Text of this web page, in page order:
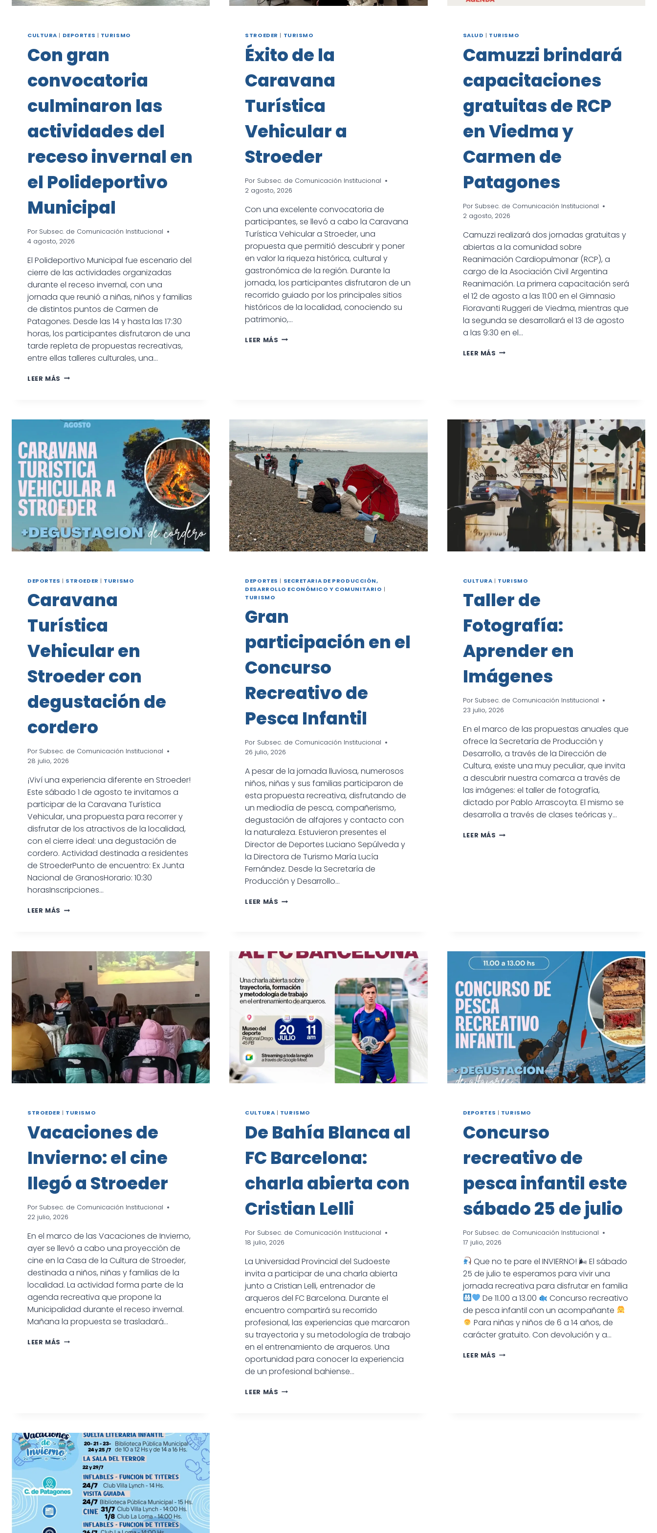
CULTURA | DEPORTES | TURISMO
Con gran
convocatoria
culminaron las
actividades del
receso invernal en
el Polideportivo
Municipal
Por Subsec. de Comunicación Institucional
4 agosto, 2026
El Polideportivo Municipal fue escenario del
cierre de las actividades organizadas
durante el receso invernal, con una
jornada que reunió a niñas, niños y familias
de distintos puntos de Carmen de
Patagones. Desde las 14 y hasta las 17:30
horas, los participantes disfrutaron de una
tarde repleta de propuestas recreativas,
entre ellas talleres culturales, una…
LEER MÁS CON
ACTIVIDADES
RECESO
INVERNAL
EN
EL
POLIDEPORTIVO
MUNICIPAL
STROEDER | TURISMO
Éxito de la
Caravana
Turística
Vehicular a
Stroeder
Por Subsec. de Comunicación Institucional
2 agosto, 2026
Con una excelente convocatoria de
participantes, se llevó a cabo la Caravana
Turística Vehicular a Stroeder, una
propuesta que permitió descubrir y poner
en valor la riqueza histórica, cultural y
gastronómica de la región. Durante la
jornada, los participantes disfrutaron de un
recorrido guiado por los principales sitios
históricos de la localidad, conociendo su
patrimonio,…
LEER MÁS ÉXITO
SALUD | TURISMO
Camuzzi brindará
capacitaciones
gratuitas de RCP
en Viedma y
Carmen de
Patagones
Por Subsec. de Comunicación Institucional
2 agosto, 2026
Camuzzi realizará dos jornadas gratuitas y
abiertas a la comunidad sobre
Reanimación Cardiopulmonar (RCP), a
cargo de la Asociación Civil Argentina
Reanimación. La primera capacitación será
el 12 de agosto a las 11:00 en el Gimnasio
Fioravanti Ruggeri de Viedma, mientras que
la segunda se desarrollará el 13 de agosto
a las 9:30 en el…
LEER MÁS CAMUZZI
VIEDMA
Y
CARMEN
DE
PATAGONES
DEPORTES | STROEDER | TURISMO
Caravana
Turística
Vehicular en
Stroeder con
degustación de
cordero
Por Subsec. de Comunicación Institucional
28 julio, 2026
¡Viví una experiencia diferente en Stroeder!
Este sábado 1 de agosto te invitamos a
participar de la Caravana Turística
Vehicular, una propuesta para recorrer y
disfrutar de los atractivos de la localidad,
con el cierre ideal: una degustación de
cordero. Actividad destinada a residentes
de StroederPunto de encuentro: Ex Junta
Nacional de GranosHorario: 10:30
horasInscripciones…
LEER MÁS CARAVANA
DEGUSTACIÓN
CORDERO
DEPORTES | SECRETARIA DE PRODUCCIÓN,
DESARROLLO ECONÓMICO Y COMUNITARIO |
TURISMO
Gran
participación en el
Concurso
Recreativo de
Pesca Infantil
Por Subsec. de Comunicación Institucional
26 julio, 2026
A pesar de la jornada lluviosa, numerosos
niños, niñas y sus familias participaron de
esta propuesta recreativa, disfrutando de
un mediodía de pesca, compañerismo,
degustación de alfajores y contacto con
la naturaleza. Estuvieron presentes el
Director de Deportes Luciano Sepúlveda y
la Directora de Turismo María Lucía
Fernández. Desde la Secretaría de
Producción y Desarrollo…
LEER MÁS GRAN
DE
INFANTIL
CULTURA | TURISMO
Taller de
Fotografía:
Aprender en
Imágenes
Por Subsec. de Comunicación Institucional
23 julio, 2026
En el marco de las propuestas anuales que
ofrece la Secretaría de Producción y
Desarrollo, a través de la Dirección de
Cultura, existe una muy peculiar, que invita
a descubrir nuestra comarca a través de
las imágenes: el taller de fotografía,
dictado por Pablo Arrascoyta. El mismo se
desarrolla a través de clases teóricas y…
LEER MÁS TALLER
STROEDER | TURISMO
Vacaciones de
Invierno: el cine
llegó a Stroeder
Por Subsec. de Comunicación Institucional
22 julio, 2026
En el marco de las Vacaciones de Invierno,
ayer se llevó a cabo una proyección de
cine en la Casa de la Cultura de Stroeder,
destinada a niños, niñas y familias de la
localidad. La actividad forma parte de la
agenda recreativa que propone la
Municipalidad durante el receso invernal.
Mañana la propuesta se trasladará…
LEER MÁS VACACIONES
CULTURA | TURISMO
De Bahía Blanca al
FC Barcelona:
charla abierta con
Cristian Lelli
Por Subsec. de Comunicación Institucional
18 julio, 2026
La Universidad Provincial del Sudoeste
invita a participar de una charla abierta
junto a Cristian Lelli, entrenador de
arqueros del FC Barcelona. Durante el
encuentro compartirá su recorrido
profesional, las experiencias que marcaron
su trayectoria y su metodología de trabajo
en el entrenamiento de arqueros. Una
oportunidad para conocer la experiencia
de un profesional bahiense…
LEER MÁS DE
DEPORTES | TURISMO
Concurso
recreativo de
pesca infantil este
sábado 25 de julio
Por Subsec. de Comunicación Institucional
17 julio, 2026
Que no te pare el INVIERNO! 🌬 El sábado
25 de julio te esperamos para vivir una
jornada recreativa para disfrutar en familia
De 11.00 a 13.00
Concurso recreativo
de pesca infantil con un acompañante
Para niñas y niños de 6 a 14 años, de
carácter gratuito. Con devolución y a…
LEER MÁS CONCURSO